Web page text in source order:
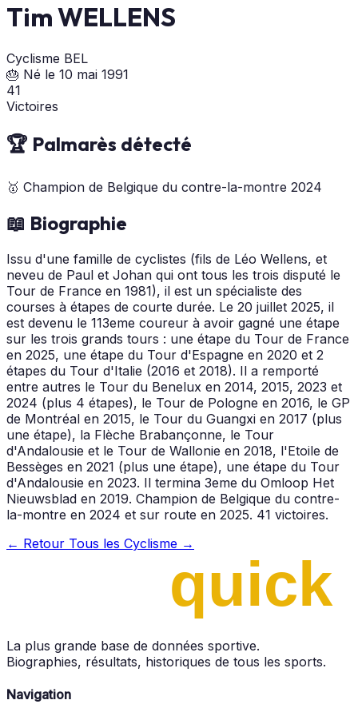
Tim WELLENS
Cyclisme BEL
🎂 Né le 10 mai 1991
41
Victoires
🏆 Palmarès détecté
🥇 Champion de Belgique du contre-la-montre 2024
📖 Biographie
Issu d'une famille de cyclistes (fils de Léo Wellens, et
neveu de Paul et Johan qui ont tous les trois disputé le
Tour de France en 1981), il est un spécialiste des
courses à étapes de courte durée. Le 20 juillet 2025, il
est devenu le 113eme coureur à avoir gagné une étape
sur les trois grands tours : une étape du Tour de France
en 2025, une étape du Tour d'Espagne en 2020 et 2
étapes du Tour d'Italie (2016 et 2018). Il a remporté
entre autres le Tour du Benelux en 2014, 2015, 2023 et
2024 (plus 4 étapes), le Tour de Pologne en 2016, le GP
de Montréal en 2015, le Tour du Guangxi en 2017 (plus
une étape), la Flèche Brabançonne, le Tour
d'Andalousie et le Tour de Wallonie en 2018, l'Etoile de
Bessèges en 2021 (plus une étape), une étape du Tour
d'Andalousie en 2023. Il termina 3eme du Omloop Het
Nieuwsblad en 2019. Champion de Belgique du contre-
la-montre en 2024 et sur route en 2025. 41 victoires.
← Retour Tous les Cyclisme →
La plus grande base de données sportive.
Biographies, résultats, historiques de tous les sports.
Navigation